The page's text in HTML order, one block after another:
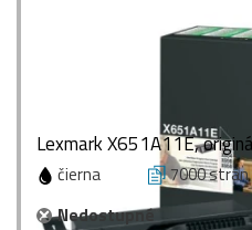
Lexmark X651A11E,
čierna 7000 strán
Nedostupné